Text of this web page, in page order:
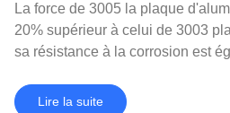
La force de 3005 la plaque
20% supérieur à celui de 3003
sa résistance à la corrosion est
Lire la suite